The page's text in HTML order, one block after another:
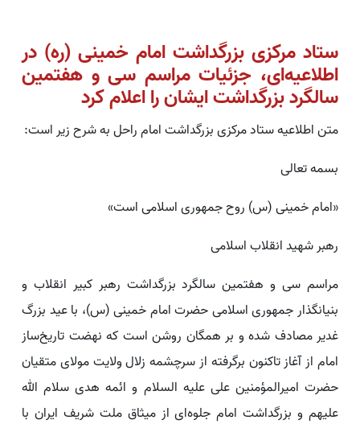
ستاد مرکزی بزرگداشت امام خمینی (ره) در
اطلاعیه‌ای، جزئیات مراسم سی و هفتمین
سالگرد بزرگداشت ایشان را اعلام کرد
متن اطلاعیه ستاد مرکزی بزرگداشت امام راحل به شرح زیر است:
بسمه تعالی
«امام خمینی (س) روح جمهوری اسلامی است»
رهبر شهید انقلاب اسلامی
مراسم سی و هفتمین سالگرد بزرگداشت رهبر کبیر انقلاب و
بنیانگذار جمهوری اسلامی حضرت امام خمینی (س)، با عید بزرگ
غدیر مصادف شده و بر همگان روشن است که نهضت تاریخ‌ساز
امام از آغاز تاکنون برگرفته از سرچشمه زلال ولایت مولای متقیان
حضرت امیرالمؤمنین علی علیه السلام و ائمه هدی سلام الله
علیهم و بزرگداشت امام جلوه‌ای از میثاق ملت شریف ایران با